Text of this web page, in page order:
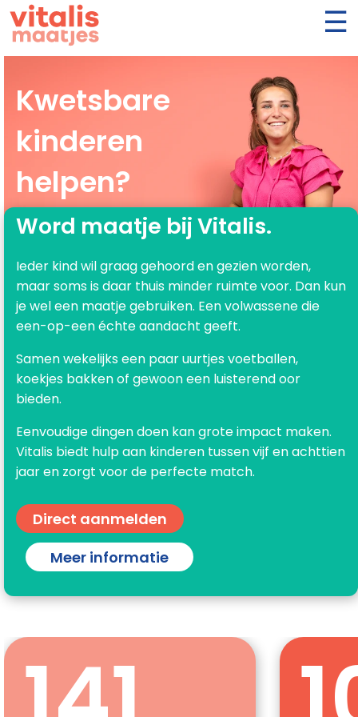
Kwetsbare
kinderen
helpen?
Word maatje bij Vitalis.
Ieder kind wil graag gehoord en gezien worden,
maar soms is daar thuis minder ruimte voor. Dan kun
je wel een maatje gebruiken. Een volwassene die
een-op-een échte aandacht geeft.
Samen wekelijks een paar uurtjes voetballen,
koekjes bakken of gewoon een luisterend oor
bieden.
Eenvoudige dingen doen kan grote impact maken.
Vitalis biedt hulp aan kinderen tussen vijf en achttien
jaar en zorgt voor de perfecte match.
Direct aanmelden
Meer informatie